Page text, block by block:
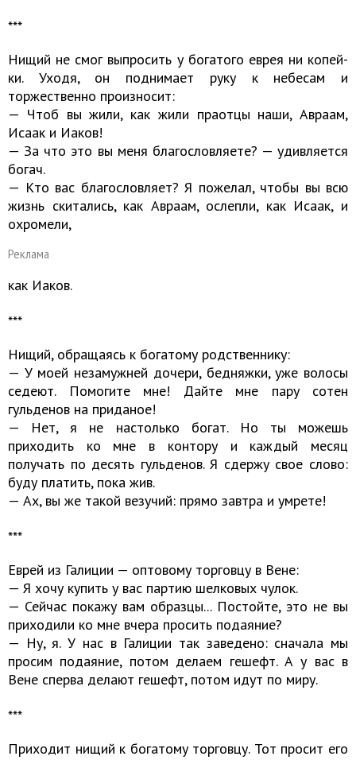
***
Нищий не смог выпросить у богатого еврея ни копей­
ки. Уходя, он поднимает руку к небесам и
торжественно произносит:
— Чтоб вы жили, как жили праотцы наши, Авраам,
Исаак и Иаков!
— За что это вы меня благословляете? — удивляется
бо­гач.
— Кто вас благословляет? Я пожелал, чтобы вы всю
жизнь скитались, как Авраам, ослепли, как Исаак, и
охро­мели,
Реклама
как Иаков.
***
Нищий, обращаясь к богатому родственнику:
— У моей незамужней дочери, бедняжки, уже волосы
седеют. Помогите мне! Дайте мне пару сотен
гульденов на приданое!
— Нет, я не настолько богат. Но ты можешь
приходить ко мне в контору и каждый месяц
получать по десять гульденов. Я сдержу свое слово:
буду платить, пока жив.
— Ах, вы же такой везучий: прямо завтра и умрете!
***
Еврей из Галиции — оптовому торговцу в Вене:
— Я хочу купить у вас партию шелковых чулок.
— Сейчас покажу вам образцы... Постойте, это не вы
приходили ко мне вчера просить подаяние?
— Ну, я. У нас в Галиции так заведено: сначала мы
про­сим подаяние, потом делаем гешефт. А у вас в
Вене сперва делают гешефт, потом идут по миру.
***
Приходит нищий к богатому торговцу. Тот просит его